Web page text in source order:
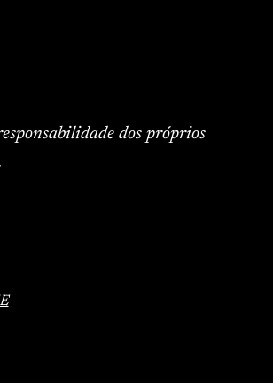
dos próprios